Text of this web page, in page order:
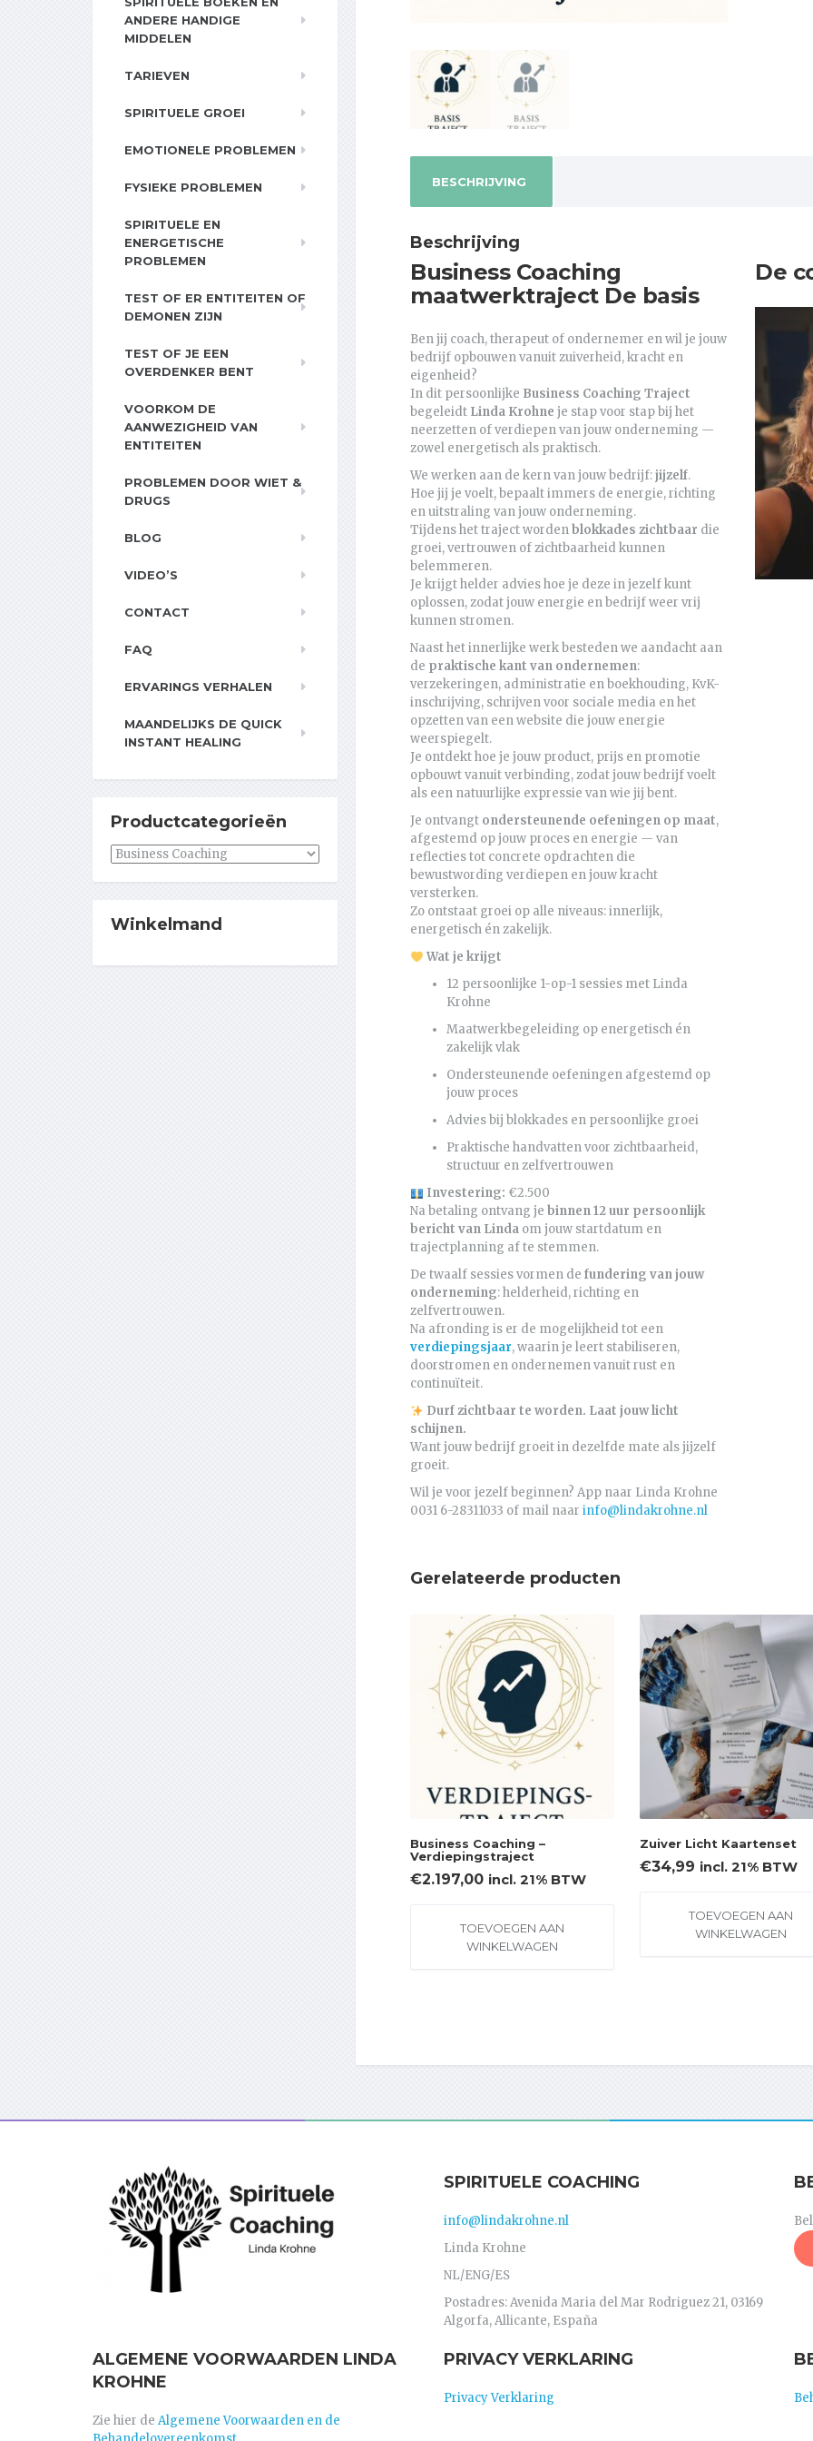
BESCHRIJVING
Beschrijving
Business Coaching
maatwerktraject De basis
Ben jij coach, therapeut of ondernemer en wil je jouw
bedrijf opbouwen vanuit zuiverheid, kracht en
eigenheid?
In dit persoonlijke Business Coaching Traject
begeleidt Linda Krohne je stap voor stap bij het
neerzetten of verdiepen van jouw onderneming —
zowel energetisch als praktisch.
We werken aan de kern van jouw bedrijf:jijzelf.
Hoe jij je voelt, bepaalt immers de energie, richting
en uitstraling van jouw onderneming.
Tijdens het traject wordenblokkades zichtbaar die
groei, vertrouwen of zichtbaarheid kunnen
belemmeren.
Je krijgt helder advies hoe je deze in jezelf kunt
oplossen, zodat jouw energie en bedrijf weer vrij
kunnen stromen.
Naast het innerlijke werk besteden we aandacht aan
de praktische kant van ondernemen:
verzekeringen, administratie en boekhouding, KvK-
inschrijving, schrijven voor sociale media en het
opzetten van een website die jouw energie
weerspiegelt.
Je ontdekt hoe je jouw product, prijs en promotie
opbouwt vanuit verbinding, zodat jouw bedrijf voelt
als een natuurlijke expressie van wie jij bent.
Je ontvangt ondersteunende oefeningen op maat,
afgestemd op jouw proces en energie — van
reflecties tot concrete opdrachten die
bewustwording verdiepen en jouw kracht
versterken.
Zo ontstaat groei op alle niveaus: innerlijk,
energetisch én zakelijk.
Wat je krijgt
12 persoonlijke 1-op-1 sessies met Linda
Krohne
Maatwerkbegeleiding op energetisch én
zakelijk vlak
Ondersteunende oefeningen afgestemd op
jouw proces
Advies bij blokkades en persoonlijke groei
Praktische handvatten voor zichtbaarheid,
structuur en zelfvertrouwen
Investering: €2.500
Na betaling ontvang je binnen 12 uur persoonlijk
bericht van Linda om jouw startdatum en
trajectplanning af te stemmen.
De twaalf sessies vormen de fundering van jouw
onderneming: helderheid, richting en
zelfvertrouwen.
Na afronding is er de mogelijkheid tot een
verdiepingsjaar, waarin je leert stabiliseren,
doorstromen en ondernemen vanuit rust en
continuïteit.
Durf zichtbaar te worden. Laat jouw licht
schijnen.
Want jouw bedrijf groeit in dezelfde mate als jijzelf
groeit.
Wil je voor jezelf beginnen? App naar Linda Krohne
0031 6-28311033 of mail naar info@lindakrohne.nl
De
Gerelateerde producten
Business Coaching –
Verdiepingstraject
€2.197,00 incl. 21% BTW
TOEVOEGEN AAN
WINKELWAGEN
Zuiver Licht Kaartenset
€34,99 incl. 21% BTW
TOEVOEGEN AAN
WINKELWAGEN
ANDERE HANDIGE
MIDDELEN
TARIEVEN
SPIRITUELE GROEI
EMOTIONELE PROBLEMEN
FYSIEKE PROBLEMEN
SPIRITUELE EN
ENERGETISCHE
PROBLEMEN
TEST OF ER ENTITEITEN OF
DEMONEN ZIJN
TEST OF JE EEN
OVERDENKER BENT
VOORKOM DE
AANWEZIGHEID VAN
ENTITEITEN
PROBLEMEN DOOR WIET &
DRUGS
BLOG
VIDEO’S
CONTACT
FAQ
ERVARINGS VERHALEN
MAANDELIJKS DE QUICK
INSTANT HEALING
Productcategorieën
Winkelmand
SPIRITUELE COACHING
info@lindakrohne.nl
Linda Krohne
NL/ENG/ES
Postadres: Avenida Maria del Mar Rodriguez 21, 03169
Algorfa, Allicante, España
ALGEMENE VOORWAARDEN LINDA
KROHNE
Zie hier de Algemene Voorwaarden en de
PRIVACY VERKLARING
Privacy Verklaring